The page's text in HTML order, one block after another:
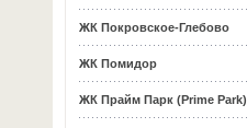
ЖК Покровское-Глебово
ЖК Помидор
ЖК Прайм Парк (Prime Park)